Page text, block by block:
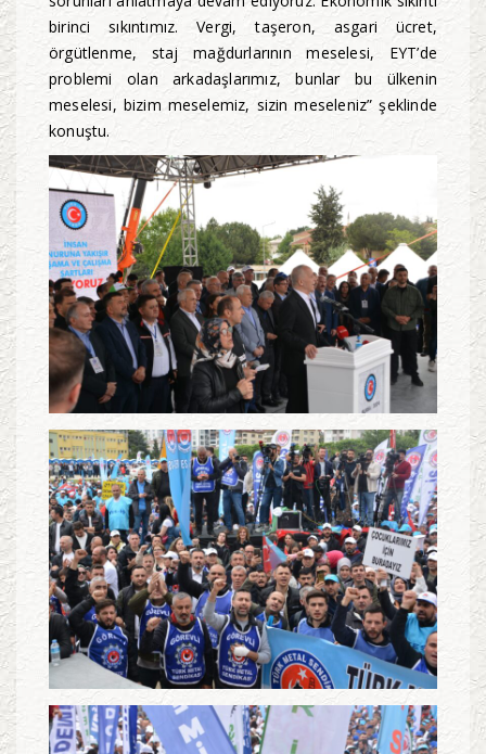
birinci sıkıntımız. Vergi, taşeron, asgari ücret,
örgütlenme, staj mağdurlarının meselesi, EYT’de
problemi olan arkadaşlarımız, bunlar bu ülkenin
meselesi, bizim meselemiz, sizin meseleniz” şeklinde
konuştu.